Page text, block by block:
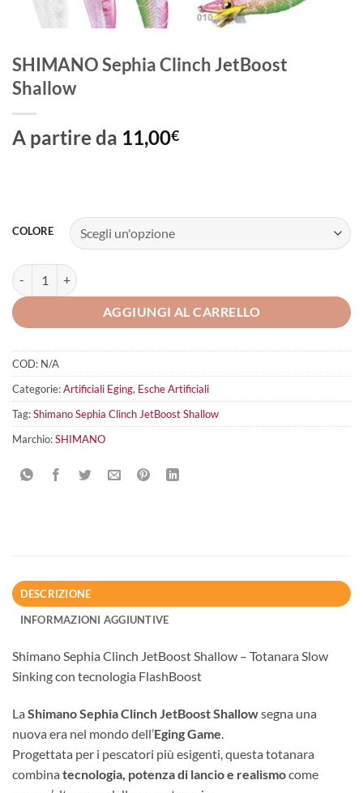
SHIMANO Sephia Clinch JetBoost
Shallow
A partire da 11,00€
COLORE
SHIMANO Sephia Clinch JetBoost Shallow quantità
AGGIUNGI AL CARRELLO
COD: N/A
Categorie:Artificiali Eging, Esche Artificiali
Tag:Shimano Sephia Clinch JetBoost Shallow
Marchio:SHIMANO
DESCRIZIONE
INFORMAZIONI AGGIUNTIVE
Shimano Sephia Clinch JetBoost Shallow – Totanara Slow
Sinking con tecnologia FlashBoost
La Shimano Sephia Clinch JetBoost Shallowsegna una
nuova era nel mondo dell’Eging Game.
Progettata per i pescatori più esigenti, questa totanara
combina tecnologia, potenza di lancio e realismocome